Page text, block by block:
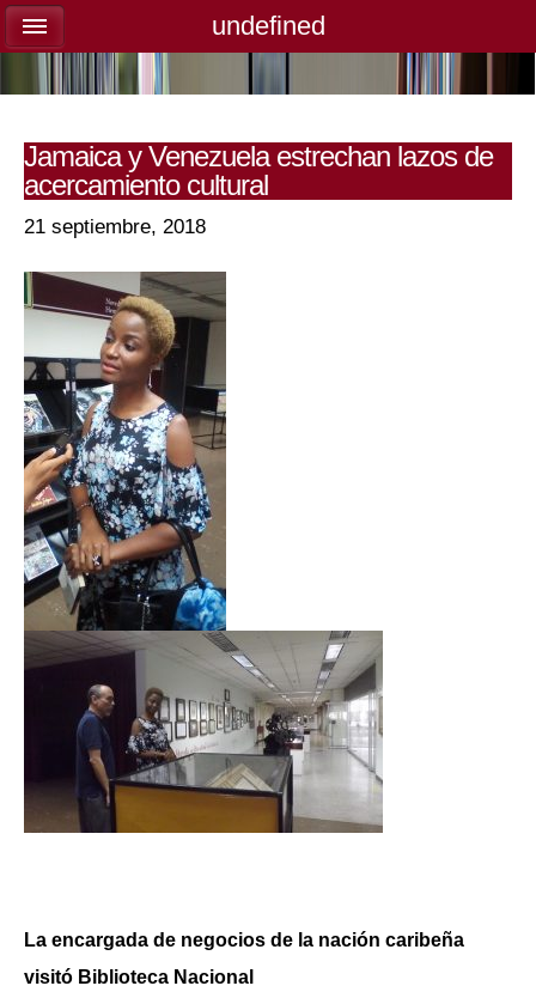
Jamaica y Venezuela estrechan lazos de
acercamiento cultural
21 septiembre, 2018
La encargada de negocios de la nación caribeña
visitó Biblioteca Nacional
undefined
undefined